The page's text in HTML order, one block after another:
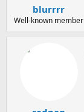
blurrrr
Well-known member